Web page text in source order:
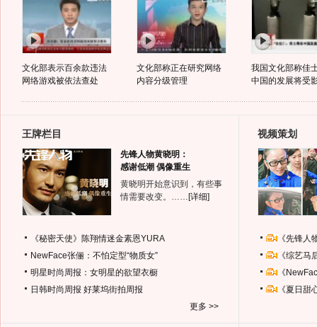
文化部表示百余款违法
网络游戏被依法查处
文化部称正在研究网络
内容分级管理
我国文化部称佳
中国的发展将受
王牌栏目
先锋人物黄晓明：
感谢低潮 偶像重生
黄晓明开始意识到，有些事
情需要改变。…… [详细]
《秘密天使》陈翔情迷金素恩YURA
NewFace张俪：不怕定型“物质女”
明星时尚周报：女明星的欲望衣橱
日韩时尚周报 好莱坞街拍周报
更多 >>
视频策划
《先锋
《综艺
《
《夏日